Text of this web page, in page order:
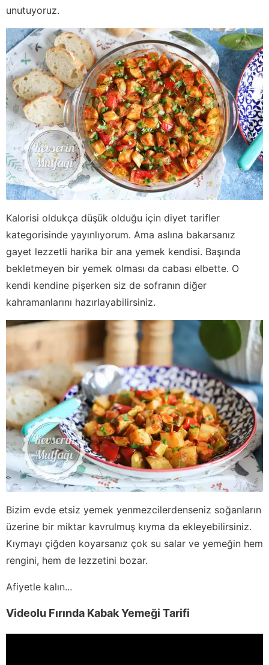
unutuyoruz.
Kalorisi oldukça düşük olduğu için diyet tarifler
kategorisinde yayınlıyorum. Ama aslına bakarsanız
gayet lezzetli harika bir ana yemek kendisi. Başında
bekletmeyen bir yemek olması da cabası elbette. O
kendi kendine pişerken siz de sofranın diğer
kahramanlarını hazırlayabilirsiniz.
Bizim evde etsiz yemek yenmezcilerdenseniz soğanların
üzerine bir miktar kavrulmuş kıyma da ekleyebilirsiniz.
Kıymayı çiğden koyarsanız çok su salar ve yemeğin hem
rengini, hem de lezzetini bozar.
Afiyetle kalın...
Videolu Fırında Kabak Yemeği Tarifi